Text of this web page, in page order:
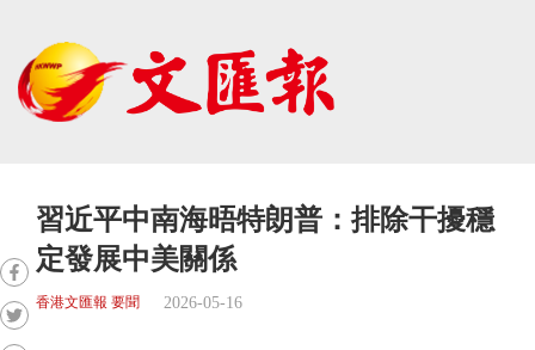
習近平中南海晤特朗普：排除干擾穩
定發展中美關係
香港文匯報 要聞 2026-05-16